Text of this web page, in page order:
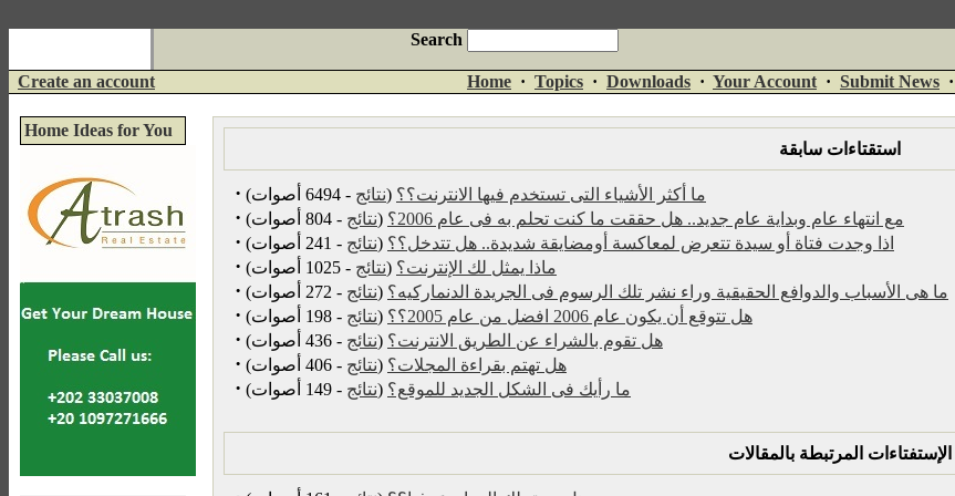
Search
Create an account Home · Topics · Downloads · Your Account · Submit News ·
Home Ideas for You
استقتاءات سابقة
· ما أكثر الأشياء التى تستخدم فيها الانترنت؟؟ (نتائج - 6494 أصوات)
· مع انتهاء عام وبداية عام جديد.. هل حققت ما كنت تحلم به فى عام 2006؟ (نتائج - 804 أصوات)
· اذا وجدت فتاة أو سيدة تتعرض لمعاكسة أومضايقة شديدة.. هل تتدخل؟؟ (نتائج - 241 أصوات)
· ماذا يمثل لك الإنترنت؟ (نتائج - 1025 أصوات)
· ما هى الأسباب والدوافع الحقيقية وراء نشر تلك الرسوم فى الجريدة الدنماركيه؟ (نتائج - 272 أصوات)
· هل تتوقع أن يكون عام 2006 افضل من عام 2005؟؟ (نتائج - 198 أصوات)
· هل تقوم بالشراء عن الطريق الانترنت؟ (نتائج - 436 أصوات)
· هل تهتم بقراءة المجلات؟ (نتائج - 406 أصوات)
· ما رأيك فى الشكل الجديد للموقع؟ (نتائج - 149 أصوات)
الإستفتاءات المرتبطة بالمقالات